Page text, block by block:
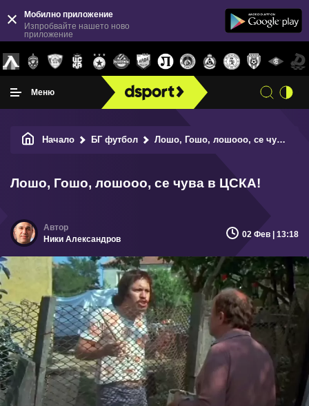
Мобилно приложение
Изпробвайте нашето ново
приложение
Меню
Начало БГ футбол Лошо, Гошо, лошооо, се чува в ЦСКА!
Лошо, Гошо, лошооо, се чува в ЦСКА!
Ники Александров 02 Фев | 13:18